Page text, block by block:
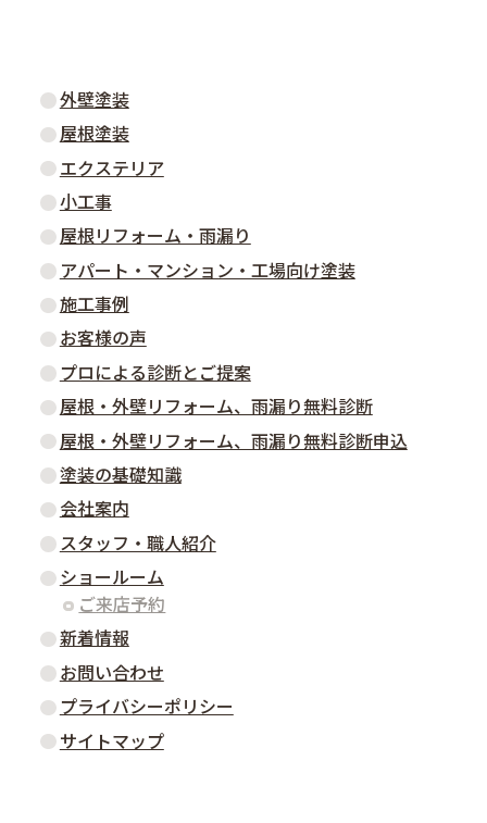
外壁塗装
屋根塗装
エクステリア
小工事
屋根リフォーム・雨漏り
アパート・マンション・工場向け塗装
施工事例
お客様の声
プロによる診断とご提案
屋根・外壁リフォーム、雨漏り無料診断
屋根・外壁リフォーム、雨漏り無料診断申込
塗装の基礎知識
会社案内
スタッフ・職人紹介
ショールーム
ご来店予約
新着情報
お問い合わせ
プライバシーポリシー
サイトマップ